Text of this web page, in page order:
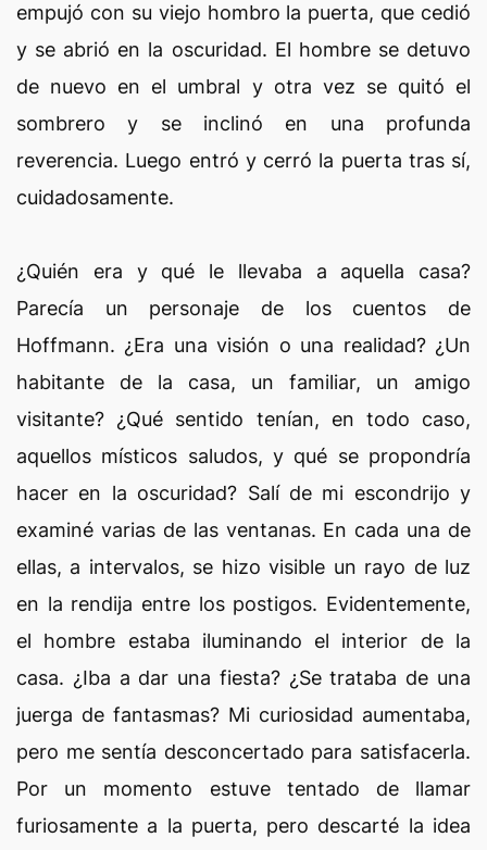
empujó con su viejo hombro la puerta, que cedió
y se abrió en la oscuridad. El hombre se detuvo
de nuevo en el umbral y otra vez se quitó el
sombrero y se inclinó en una profunda
reverencia. Luego entró y cerró la puerta tras sí,
cuidadosamente.
¿Quién era y qué le llevaba a aquella casa?
Parecía un personaje de los cuentos de
Hoffmann. ¿Era una visión o una realidad? ¿Un
habitante de la casa, un familiar, un amigo
visitante? ¿Qué sentido tenían, en todo caso,
aquellos místicos saludos, y qué se propondría
hacer en la oscuridad? Salí de mi escondrijo y
examiné varias de las ventanas. En cada una de
ellas, a intervalos, se hizo visible un rayo de luz
en la rendija entre los postigos. Evidentemente,
el hombre estaba iluminando el interior de la
casa. ¿Iba a dar una fiesta? ¿Se trataba de una
juerga de fantasmas? Mi curiosidad aumentaba,
pero me sentía desconcertado para satisfacerla.
Por un momento estuve tentado de llamar
furiosamente a la puerta, pero descarté la idea